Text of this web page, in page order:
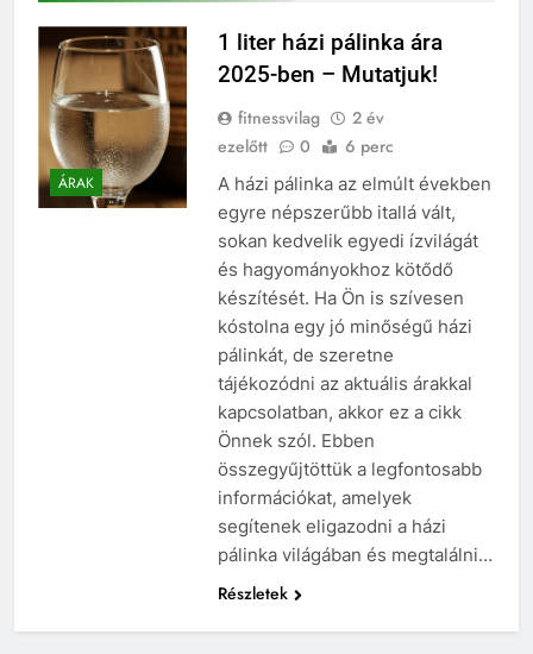
ÁRAK
1 liter házi pálinka ára
2025-ben – Mutatjuk!
fitnessvilag
2 év
ezelőtt
0 6 perc
A házi pálinka az elmúlt években
egyre népszerűbb itallá vált,
sokan kedvelik egyedi ízvilágát
és hagyományokhoz kötődő
készítését. Ha Ön is szívesen
kóstolna egy jó minőségű házi
pálinkát, de szeretne
tájékozódni az aktuális árakkal
kapcsolatban, akkor ez a cikk
Önnek szól. Ebben
összegyűjtöttük a legfontosabb
információkat, amelyek
segítenek eligazodni a házi
pálinka világában és megtalálni…
Részletek